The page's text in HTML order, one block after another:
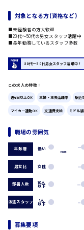
製造・軽作業・物流系
組立、加工
製造オペレーター
フォークリフト
介護・医療系
医師
看護助手
看護師
オフィスワーク系
データ入力
広島市中区
広島市東区
広島市西区
時給1200円～
時給1300円～
対象となる方 (資格など)
■未経験者の方大歓迎
■20代〜50代の男女スタッフ活躍中
■長年勤務しているスタッフ多数
20代〜50代男女スタッフ活躍中！
この求人の特徴：
週4日以上OK 主婦・主夫活躍中 駅近
マイカー通勤OK 交通費支給 ミドル
職場の雰囲気
年齢層 低い
20代
男女比 女性
部署人数 10人
以下
派遣スタッフ 1人
以下
募集要項